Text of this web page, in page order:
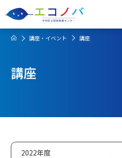
講座・イベント 講座
講座
2022年度